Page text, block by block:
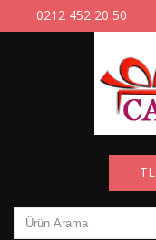
0212 452 20 50
TL